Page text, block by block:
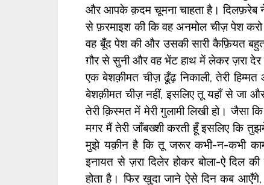
और आपके क़दम चूमना चाहता है। दिलफ़रेब
से फ़रमाइश की कि वह अनमोल चीज़ पेश
वह बूँद पेश की और उसकी सारी कैफ़ियत
ग़ौर से सुनी और वह भेंट हाथ में लेकर ज़रा देर
एक बेशक़ीमत चीज़ ढूँढ़ निकाली, तेरी
बेशक़ीमत चीज़ नहीं, इसलिए तू यहाँ से जा
तेरी क़िस्मत में मेरी गुलामी लिखी हो। जैसा
मगर मैं तेरी जाँबख्शी करती हूँ इसलिए कि
मुझे यक़ीन है कि तू जरूर कभी-न-कभी
इनायत से ज़रा दिलेर होकर बोला-ऐ दिल की
होता है। फिर खुदा जाने ऐसे दिन कब